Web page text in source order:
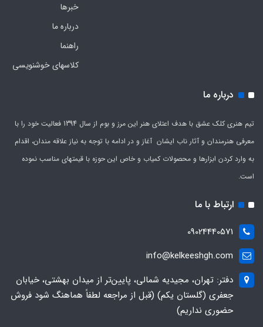
خبرها
درباره ما
راهنما
کلاسهای خوشنویسی
درباره ما
تیم هنری کلک عشق با هدف اعتلای هنر این مرز و بوم از سال 1394 فعالیت خود را با
معرفی هنرمندان و آثار ناب ایشان آغاز و در ادامه با توجه به نیاز علاقه مندان، اقدام
به وارد کردن ابزارها و محصولات کمیاب و خاص این حوزه با قیمتهای مناسب نموده
است.
ارتباط با ما
09024440571
info@kelkeeshgh.com
دفتر: تهران، مجیدیه شمالی، پایین‌تر از میدان بهشتی، خیابان
جعفری (گلستان یکم) (قبل از مراجعه لطفاً هماهنگ شود فروش
حضوری نداریم)